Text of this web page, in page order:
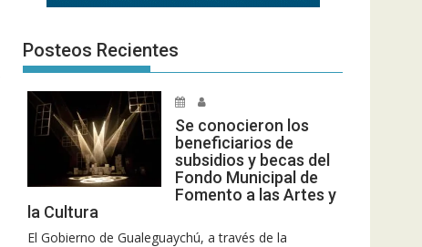
Posteos Recientes
Se conocieron los
beneficiarios de
subsidios y becas del
Fondo Municipal de
Fomento a las Artes y
la Cultura
El Gobierno de Gualeguaychú, a través de la